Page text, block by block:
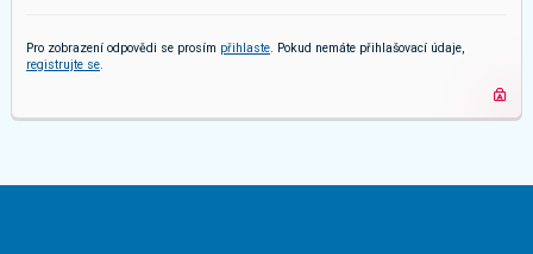
Pro zobrazení odpovědi se prosím přihlaste . Pokud nemáte přihlašovací údaje,
registrujte se